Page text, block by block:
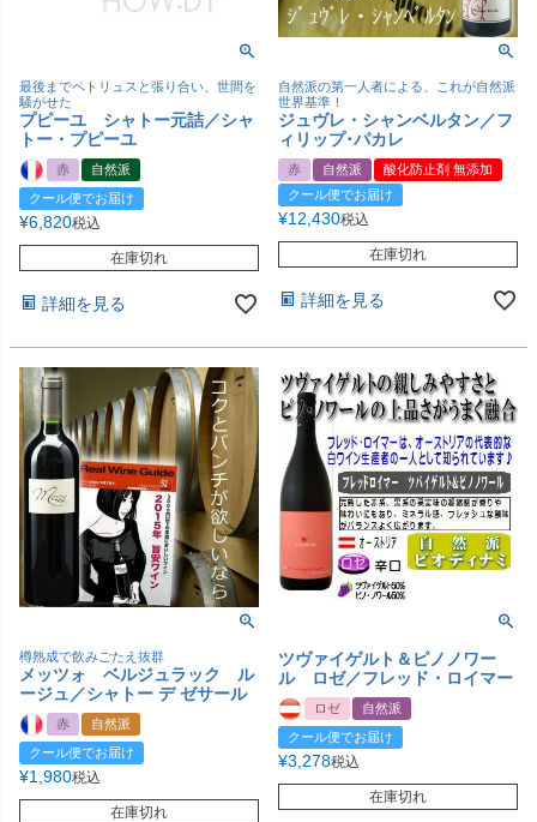
最後までペトリュスと張り合い、世間を
騒がせた
プピーユ シャトー元詰／シャ
トー・プピーユ
赤
自然派
クール便でお届け
¥6,820税込
在庫切れ
詳細を見る
自然派の第一人者による、これが自然派
世界基準！
ジュヴレ・シャンベルタン／フ
ィリップ･パカレ
赤 自然派
酸化防止剤 無添加
クール便でお届け
¥12,430税込
在庫切れ
詳細を見る
樽熟成で飲みごたえ抜群
メッツォ ベルジュラック ル
ージュ／シャトー デ ゼサール
赤
自然派
クール便でお届け
¥1,980税込
在庫切れ
ツヴァイゲルト＆ピノノワー
ル ロゼ／フレッド・ロイマー
ロゼ
自然派
クール便でお届け
¥3,278税込
在庫切れ